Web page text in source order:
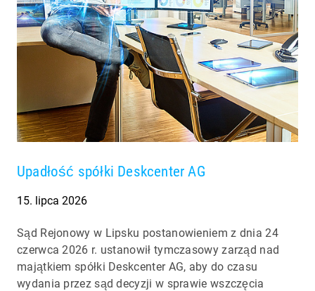
Upadłość spółki Deskcenter AG
15. lipca 2026
Sąd Rejonowy w Lipsku postanowieniem z dnia 24
czerwca 2026 r. ustanowił tymczasowy zarząd nad
majątkiem spółki Deskcenter AG, aby do czasu
wydania przez sąd decyzji w sprawie wszczęcia